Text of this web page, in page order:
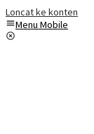
Loncat ke konten
Menu Mobile